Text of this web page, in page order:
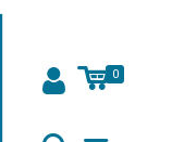
0